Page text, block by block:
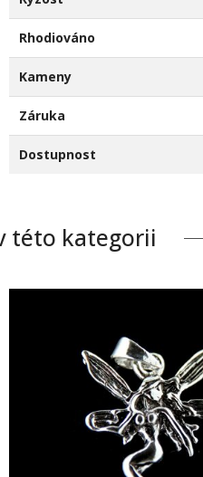
Rhodiováno
Kameny
Záruka
Dostupnost
této kategorii